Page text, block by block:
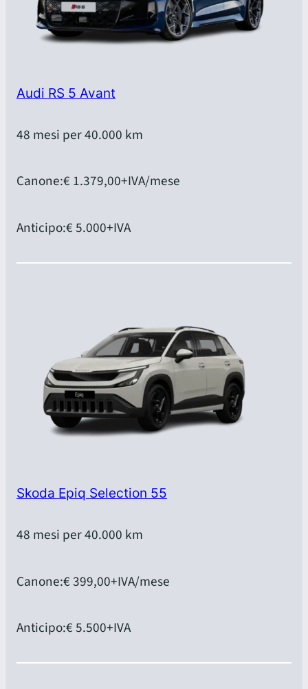
Audi RS 5 Avant
48 mesi per 40.000 km
Canone:€ 1.379,00+IVA/mese
Anticipo:€ 5.000+IVA
Skoda Epiq Selection 55
48 mesi per 40.000 km
Canone:€ 399,00+IVA/mese
Anticipo:€ 5.500+IVA